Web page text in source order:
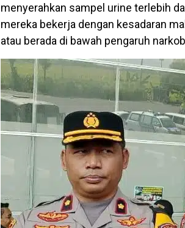
menyerahkan sampel urine terlebih
mereka bekerja dengan kesadaran
atau berada di bawah pengaruh